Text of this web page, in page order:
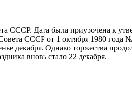
СССР. Дата была приурочена к
СССР от 1 октября 1980
декабря. Однако торжества
вновь стало 22 декабря.